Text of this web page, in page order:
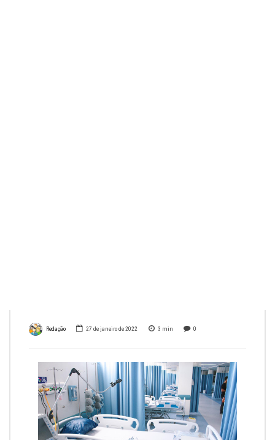
Redação 27 de janeiro de 2022 3 min 0